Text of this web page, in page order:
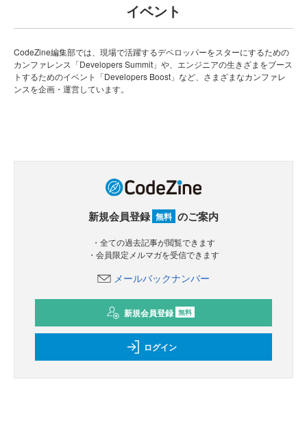
イベント
CodeZine編集部では、現場で活躍するデベロッパーをスターにするための
カンファレンス「Developers Summit」や、エンジニアの生きざまをブース
トするためのイベント「Developers Boost」など、さまざまなカンファレ
ンスを企画・運営しています。
新規会員登録 無料 のご案内
・全ての過去記事が閲覧できます
・会員限定メルマガを受信できます
メールバックナンバー
新規会員登録 無料
ログイン